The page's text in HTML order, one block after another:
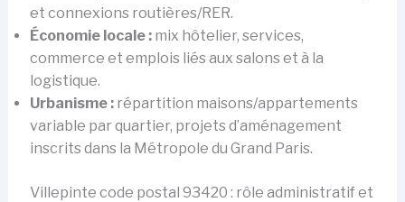
et connexions routières/RER.
Économie locale :mix hôtelier, services,
commerce et emplois liés aux salons et à la
logistique.
Urbanisme :répartition maisons/appartements
variable par quartier, projets d’aménagement
inscrits dans la Métropole du Grand Paris.
Villepinte code postal 93420 : rôle administratif et